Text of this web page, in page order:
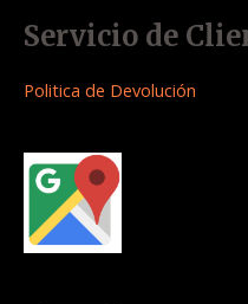
Servicio de
Politica de Devolución